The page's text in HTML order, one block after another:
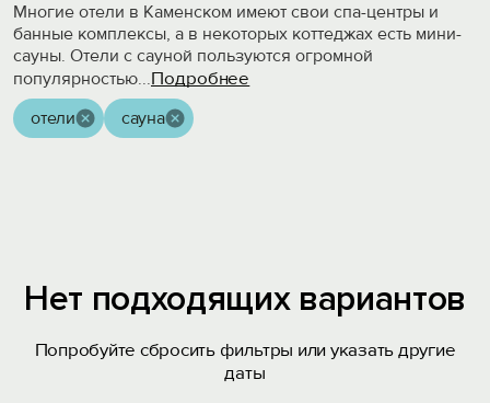
Многие отели в Каменском имеют свои спа-центры и
банные комплексы, а в некоторых коттеджах есть мини-
сауны. Отели с сауной пользуются огромной
популярностью...Подробнее
отели сауна
Нет подходящих вариантов
Попробуйте сбросить фильтры или указать другие
даты